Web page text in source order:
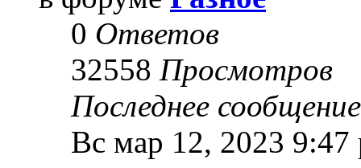
0 Ответов
32558 Просмотров
Последнее
Вс мар 12, 2023 9:47